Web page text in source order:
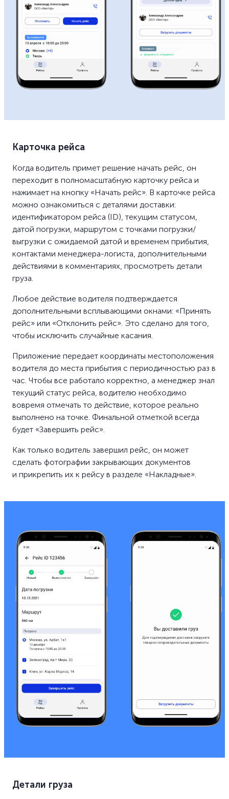
Карточка рейса
Когда водитель примет решение начать рейс, он
переходит в полномасштабную карточку рейса и
нажимает на кнопку «Начать рейс». В карточке рейса
можно ознакомиться с деталями доставки:
идентификатором рейса (ID), текущим статусом,
датой погрузки, маршрутом с точками погрузки/
выгрузки с ожидаемой датой и временем прибытия,
контактами менеджера-логиста, дополнительными
действиями в комментариях, просмотреть детали
груза.
Любое действие водителя подтверждается
дополнительными всплывающими окнами: «Принять
рейс» или «Отклонить рейс». Это сделано для того,
чтобы исключить случайные касания.
Приложение передает координаты местоположения
водителя до места прибытия с периодичностью раз в
час. Чтобы все работало корректно, а менеджер знал
текущий статус рейса, водителю необходимо
вовремя отмечать то действие, которое реально
выполнено на точке. Финальной отметкой всегда
будет «Завершить рейс».
Как только водитель завершил рейс, он может
сделать фотографии закрывающих документов
и прикрепить их к рейсу в разделе «Накладные».
Детали груза